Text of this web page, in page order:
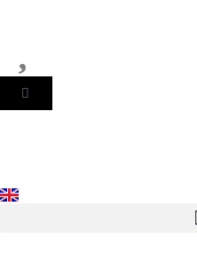
springen
WARENKORB